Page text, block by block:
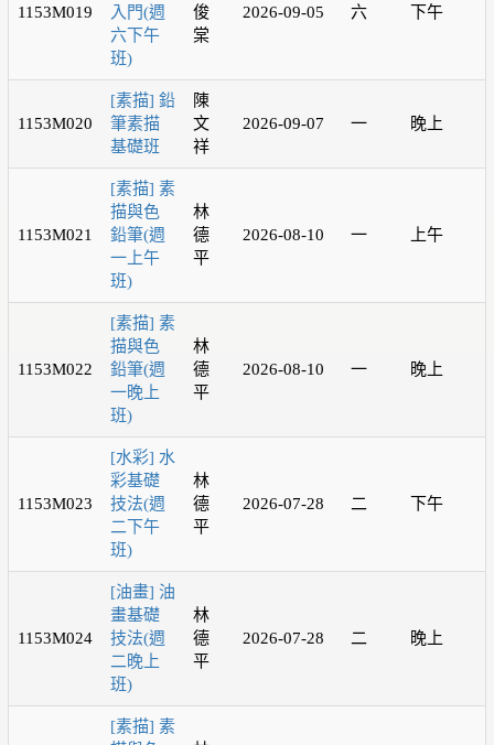
1153M019
入門(週
六下午
班)
俊
棠
2026-09-05 六 下午
1153M020
[素描] 鉛
筆素描
基礎班
陳
文
祥
2026-09-07 一 晚上
1153M021
[素描] 素
描與色
鉛筆(週
一上午
班)
林
德
平
2026-08-10 一 上午
1153M022
[素描] 素
描與色
鉛筆(週
一晚上
班)
林
德
平
2026-08-10 一 晚上
1153M023
[水彩] 水
彩基礎
技法(週
二下午
班)
林
德
平
2026-07-28 二 下午
1153M024
[油畫] 油
畫基礎
技法(週
二晚上
班)
林
德
平
2026-07-28 二 晚上
[素描] 素